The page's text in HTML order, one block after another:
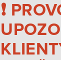
❗️